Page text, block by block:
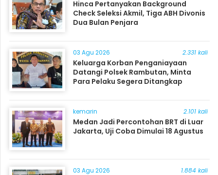
Hinca Pertanyakan Background
Check Seleksi Akmil, Tiga ABH Divonis
Dua Bulan Penjara
03 Agu 2026 2.331 kali
Keluarga Korban Penganiayaan
Datangi Polsek Rambutan, Minta
Para Pelaku Segera Ditangkap
kemarin 2.101 kali
Medan Jadi Percontohan BRT di Luar
Jakarta, Uji Coba Dimulai 18 Agustus
03 Agu 2026 1.884 kali